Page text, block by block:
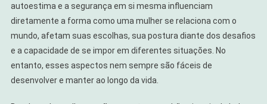
autoestima e a segurança em si mesma influenciam
diretamente a forma como uma mulher se relaciona com o
mundo, afetam suas escolhas, sua postura diante dos desafios
e a capacidade de se impor em diferentes situações. No
entanto, esses aspectos nem sempre são fáceis de
desenvolver e manter ao longo da vida.